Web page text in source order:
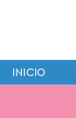
INICIO